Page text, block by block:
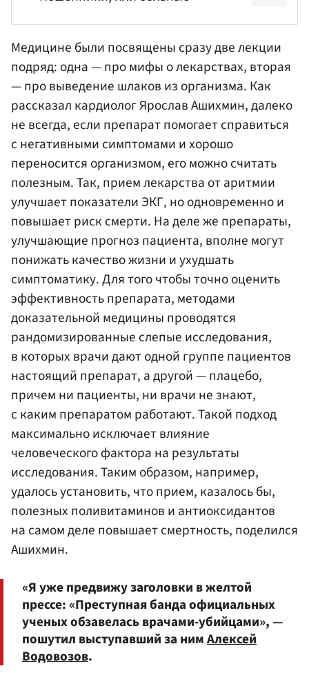
Медицине были посвящены сразу две лекции
подряд: одна — про мифы о лекарствах, вторая
— про выведение шлаков из организма. Как
рассказал кардиолог Ярослав Ашихмин, далеко
не всегда, если препарат помогает справиться
с негативными симптомами и хорошо
переносится организмом, его можно считать
полезным. Так, прием лекарства от аритмии
улучшает показатели ЭКГ, но одновременно и
повышает риск смерти. На деле же препараты,
улучшающие прогноз пациента, вполне могут
понижать качество жизни и ухудшать
симптоматику. Для того чтобы точно оценить
эффективность препарата, методами
доказательной медицины проводятся
рандомизированные слепые исследования,
в которых врачи дают одной группе пациентов
настоящий препарат, а другой — плацебо,
причем ни пациенты, ни врачи не знают,
с каким препаратом работают. Такой подход
максимально исключает влияние
человеческого фактора на результаты
исследования. Таким образом, например,
удалось установить, что прием, казалось бы,
полезных поливитаминов и антиоксидантов
на самом деле повышает смертность, поделился
Ашихмин.
«Я уже предвижу заголовки в желтой
прессе: «Преступная банда официальных
ученых обзавелась врачами-убийцами», —
пошутил выступавший за нимАлексей
Водовозов.